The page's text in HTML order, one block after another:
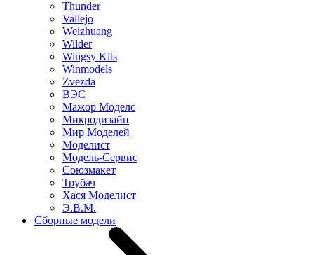
Thunder
Vallejo
Weizhuang
Wilder
Wingsy Kits
Winmodels
Zvezda
ВЭС
Мажор Моделс
Микродизайн
Мир Моделей
Моделист
Модель-Сервис
Союзмакет
Трубач
Хася Моделист
Э.В.М.
Сборные модели